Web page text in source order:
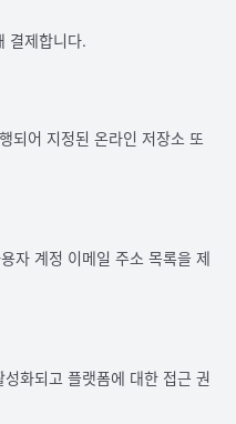
결제합니다.
되어 지정된 온라인 저장소 또
자 계정 이메일 주소 목록을 제
화되고 플랫폼에 대한 접근 권